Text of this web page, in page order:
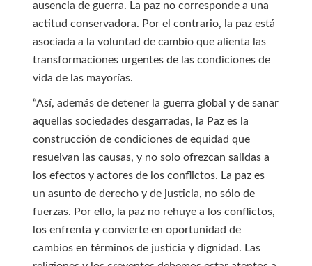
ausencia de guerra. La paz no corresponde a una
actitud conservadora. Por el contrario, la paz está
asociada a la voluntad de cambio que alienta las
transformaciones urgentes de las condiciones de
vida de las mayorías.
“Así, además de detener la guerra global y de sanar
aquellas sociedades desgarradas, la Paz es la
construcción de condiciones de equidad que
resuelvan las causas, y no solo ofrezcan salidas a
los efectos y actores de los conflictos. La paz es
un asunto de derecho y de justicia, no sólo de
fuerzas. Por ello, la paz no rehuye a los conflictos,
los enfrenta y convierte en oportunidad de
cambios en términos de justicia y dignidad. Las